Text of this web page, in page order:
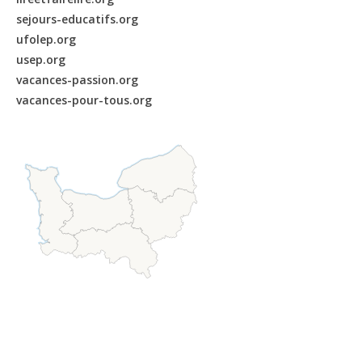
sejours-educatifs.org
ufolep.org
usep.org
vacances-passion.org
vacances-pour-tous.org